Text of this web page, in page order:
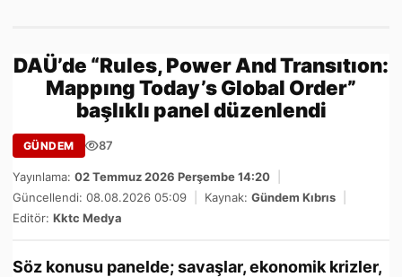
DAÜ’de “Rules, Power And Transıtıon:
Mappıng Today’s Global Order”
başlıklı panel düzenlendi
GÜNDEM 87
Yayınlama: 02 Temmuz 2026 Perşembe 14:20
Güncellendi: 08.08.2026 05:09
Kaynak: Gündem Kıbrıs
Editör: Kktc Medya
Söz konusu panelde; savaşlar, ekonomik krizler,